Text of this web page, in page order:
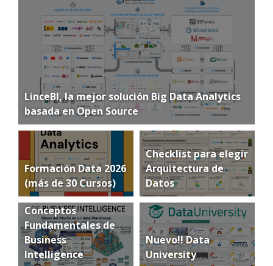
LinceBI, la mejor solución Big Data Analytics
basada en Open Source
Formación Data 2026
(más de 30 Cursos)
Checklist para elegir
Arquitectura de
Datos
Conceptos
Fundamentales de
Business
Intelligence
Nuevo!! Data
University